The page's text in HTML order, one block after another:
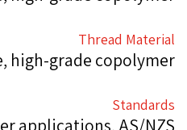
Thread Material
high-grade copolymer.
Standards
applications, AS/NZS